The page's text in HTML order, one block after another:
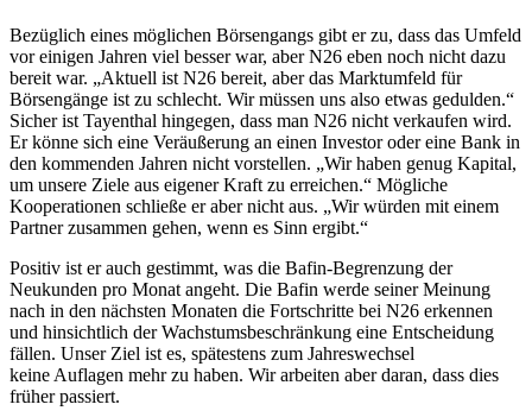
Bezüglich eines möglichen Börsengangs gibt er zu, dass das Umfeld
vor einigen Jahren viel besser war, aber N26 eben noch nicht dazu
bereit war. „Aktuell ist N26 bereit, aber das Marktumfeld für
Börsengänge ist zu schlecht. Wir müssen uns also etwas gedulden.“
Sicher ist Tayenthal hingegen, dass man N26 nicht verkaufen wird.
Er könne sich eine Veräußerung an einen Investor oder eine Bank in
den kommenden Jahren nicht vorstellen. „Wir haben genug Kapital,
um unsere Ziele aus eigener Kraft zu erreichen.“ Mögliche
Kooperationen schließe er aber nicht aus. „Wir würden mit einem
Partner zusammen gehen, wenn es Sinn ergibt.“
Positiv ist er auch gestimmt, was die Bafin-Begrenzung der
Neukunden pro Monat angeht. Die Bafin werde seiner Meinung
nach in den nächsten Monaten die Fortschritte bei N26 erkennen
und hinsichtlich der Wachstumsbeschränkung eine Entscheidung
fällen. Unser Ziel ist es, spätestens zum Jahreswechsel
keine Auflagen mehr zu haben. Wir arbeiten aber daran, dass dies
früher passiert.